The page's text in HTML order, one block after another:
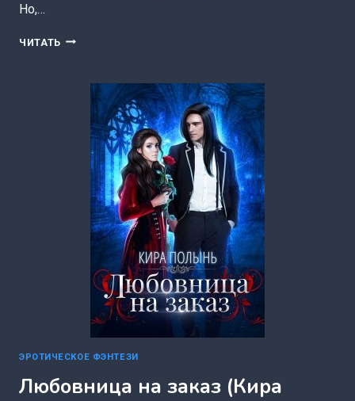
Но,…
ЧИТАТЬ ТЫ
ПРОКЛЯТИЕ,
ВИНТЕР!
ПОЛЫНЬ)
ЭРОТИЧЕСКОЕ ФЭНТЕЗИ
Любовница на заказ (Кира